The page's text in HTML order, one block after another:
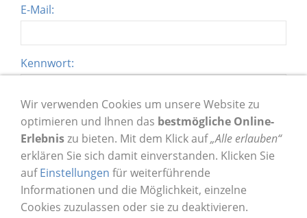
E-Mail:
Kennwort:
Angemeldet bleiben
Du hast dein Kennwort vergessen?
Jetzt ein neues Kundenkonto erstellen
Wir verwenden Cookies um unsere Website zu
optimieren und Ihnen das bestmögliche Online-
Erlebniszu bieten. Mit dem Klick auf„Alle erlauben“
erklären Sie sich damit einverstanden. Klicken Sie
aufEinstellungen für weiterführende
Informationen und die Möglichkeit, einzelne
Cookies zuzulassen oder sie zu deaktivieren.